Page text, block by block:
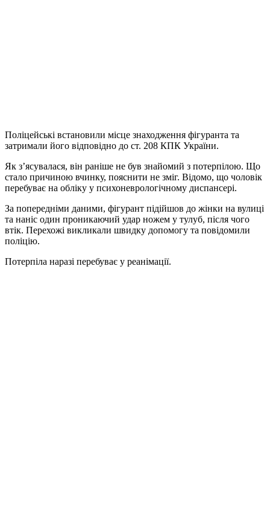
Поліцейські встановили місце знаходження фігуранта та
затримали його відповідно до ст. 208 КПК України.
Як з’ясувалася, він раніше не був знайомий з потерпілою. Що
стало причиною вчинку, пояснити не зміг. Відомо, що чоловік
перебуває на обліку у психоневрологічному диспансері.
За попередніми даними, фігурант підійшов до жінки на вулиці
та наніс один проникаючий удар ножем у тулуб, після чого
втік. Перехожі викликали швидку допомогу та повідомили
поліцію.
Потерпіла наразі перебуває у реанімації.